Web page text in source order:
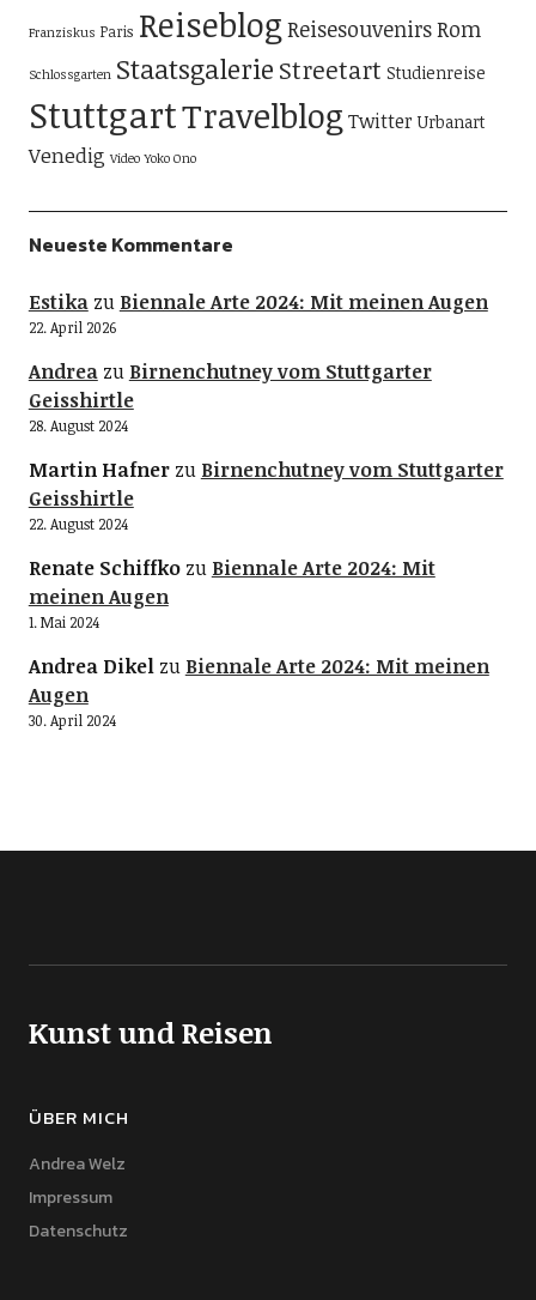
Franziskus Paris Reiseblog ReisesouvenirsRom
Schlossgarten Staatsgalerie Streetart Studienreise
StuttgartTravelblog Twitter Urbanart
Venedig Video Yoko Ono
Neueste Kommentare
Estikazu Biennale Arte 2024: Mit meinen Augen
22. April 2026
Andreazu Birnenchutney vom Stuttgarter
Geisshirtle
28. August 2024
Martin Hafnerzu Birnenchutney vom Stuttgarter
Geisshirtle
22. August 2024
Renate Schiffkozu Biennale Arte 2024: Mit
meinen Augen
1. Mai 2024
Andrea Dikelzu Biennale Arte 2024: Mit meinen
Augen
30. April 2024
Kunst und Reisen
ÜBER MICH
Andrea Welz
Impressum
Datenschutz